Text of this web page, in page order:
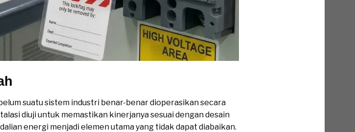
suatu sistem industri benar-benar dioperasikan secara
diuji untuk memastikan kinerjanya sesuai dengan desain
energi menjadi elemen utama yang tidak dapat diabaikan.